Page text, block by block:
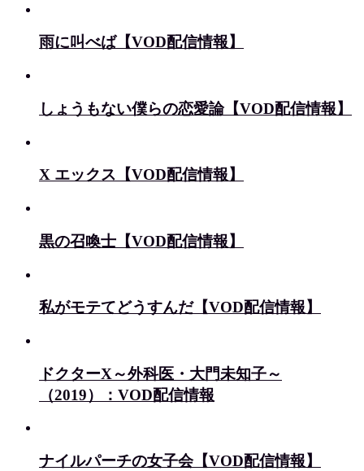
雨に叫べば【VOD配信情報】
しょうもない僕らの恋愛論【VOD配信情報】
X エックス【VOD配信情報】
黒の召喚士【VOD配信情報】
私がモテてどうすんだ【VOD配信情報】
ドクターX～外科医・大門未知子～
（2019）：VOD配信情報
ナイルパーチの女子会【VOD配信情報】